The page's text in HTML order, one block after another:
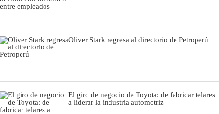
Oliver Stark regresa al directorio de Petroperú
El giro de negocio de Toyota: de fabricar telares
a liderar la industria automotriz